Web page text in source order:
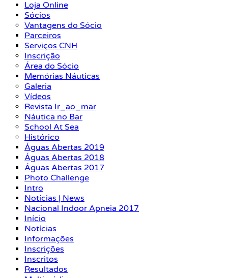
Loja Online
Sócios
Vantagens do Sócio
Parceiros
Serviços CNH
Inscrição
Área do Sócio
Memórias Náuticas
Galeria
Vídeos
Revista Ir_ao_mar
Náutica no Bar
School At Sea
Histórico
Águas Abertas 2019
Águas Abertas 2018
Águas Abertas 2017
Photo Challenge
Intro
Notícias | News
Nacional Indoor Apneia 2017
Início
Notícias
Informações
Inscrições
Inscritos
Resultados